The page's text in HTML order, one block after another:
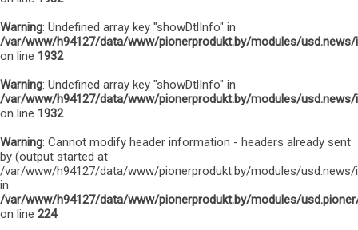
Warning: Undefined array key "showDtlInfo" in
/var/www/h94127/data/www/pionerprodukt.by/modules/usd.news/
on line 1932
Warning: Undefined array key "showDtlInfo" in
/var/www/h94127/data/www/pionerprodukt.by/modules/usd.news/
on line 1932
Warning: Cannot modify header information - headers already sent
by (output started at
/var/www/h94127/data/www/pionerprodukt.by/modules/usd.news/
in
/var/www/h94127/data/www/pionerprodukt.by/modules/
on line 224